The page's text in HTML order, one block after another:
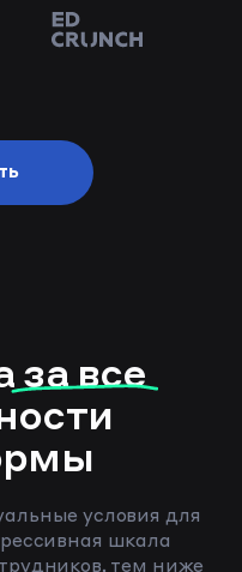
за все
условия для
шкала
тем ниже